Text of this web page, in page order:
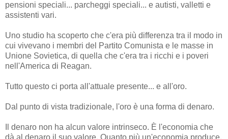
pensioni speciali... parcheggi speciali... e autisti, valletti e
assistenti vari.
Uno studio ha scoperto che c'era più differenza tra il modo in
cui vivevano i membri del Partito Comunista e le masse in
Unione Sovietica, di quella che c'era tra i ricchi e i poveri
nell'America di Reagan.
Tutto questo ci porta all'attuale presente... e all'oro.
Dal punto di vista tradizionale, l'oro è una forma di denaro.
Il denaro non ha alcun valore intrinseco. È l'economia che